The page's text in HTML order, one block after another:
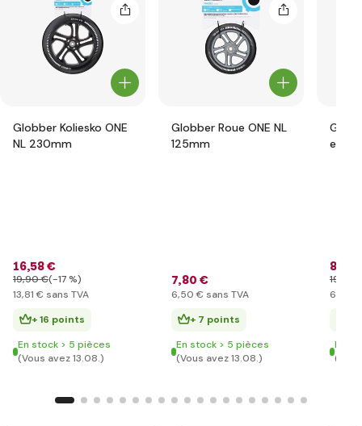
Globber Koliesko ONE
NL 230mm
16,58 €
19,90 €(-17 %)
13,81 € sans TVA
+ 16 points
En stock > 5 pièces
(Vous avez 13.08.)
Globber Roue ONE NL
125mm
7,80 €
6,50 € sans TVA
+ 7 points
En stock > 5 pièces
(Vous avez 13.08.)
8
19
6
En